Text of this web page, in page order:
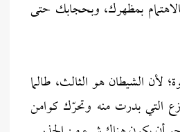
بمظهرك، وبحجابك حتى
لأن الشيطان هو الثالث، طالما
التي بدرت منه وتحرّك كوامن